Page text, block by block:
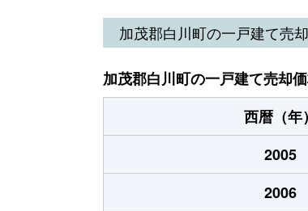
加茂郡白川町の一戸建て売
加茂郡白川町の一戸建て売却
西暦（年）
2005
2006